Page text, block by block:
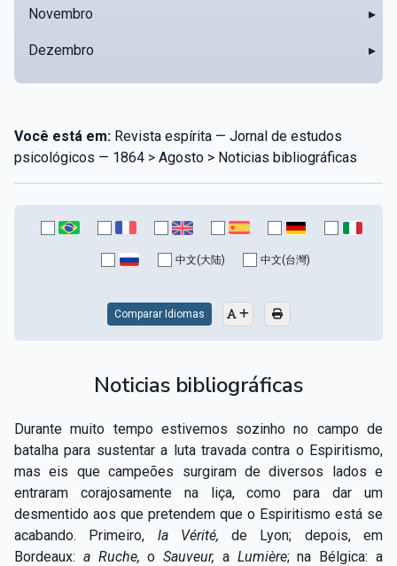
Novembro ▸
Dezembro ▸
Você está em: Revista espírita — Jornal de estudos
psicológicos — 1864 > Agosto > Noticias bibliográficas
中文(大陆) 中文(台灣)
Comparar Idiomas
Noticias bibliográficas
Durante muito tempo estivemos sozinho no campo de
batalha para sustentar a luta travada contra o Espiritismo,
mas eis que campeões surgiram de diversos lados e
entraram corajosamente na liça, como para dar um
desmentido aos que pretendem que o Espiritismo está se
acabando. Primeiro, la Vérité,de Lyon; depois, em
Bordeaux: a Ruche,oSauveur, a Lumière; na Bélgica: a